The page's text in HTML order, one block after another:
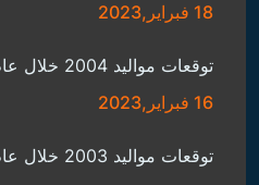
18 فبراير,2023
توقعات مواليد 2004 خلال عام 2023
16 فبراير,2023
توقعات مواليد 2003 خلال عام 2023